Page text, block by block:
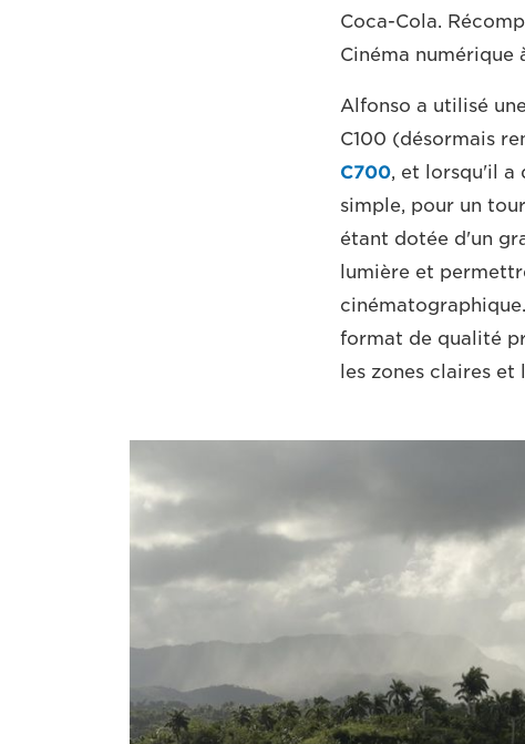
Coca-Cola.
Cinéma numérique
Alfonso a utilisé
C100 (désormais
C700, et lorsqu'il a
simple, pour un
étant dotée d'un
lumière et
format de qualité
les zones claires